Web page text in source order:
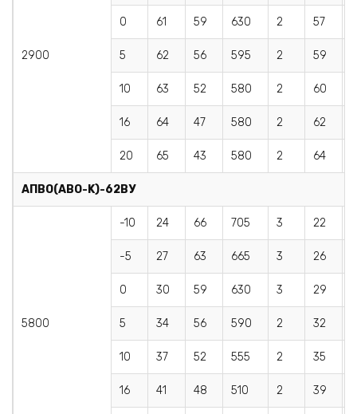
2900
0 61 59 630 2 57
5 62 56 595 2 59
10 63 52 580 2 60
16 64 47 580 2 62
20 65 43 580 2 64
AПBO(АВО-K)-62BУ
5800
-10 24 66 705 3 22
-5 27 63 665 3 26
0 30 59 630 3 29
5 34 56 590 2 32
10 37 52 555 2 35
16 41 48 510 2 39